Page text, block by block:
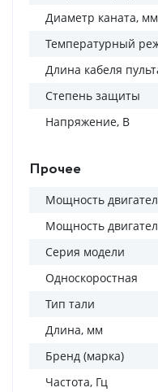
Диаметр каната, мм
Температурный
Длина кабеля
Степень защиты
Напряжение, В
Прочее
Мощность
Мощность
Серия модели
Односкоростная
Тип тали
Длина, мм
Бренд (марка)
Частота, Гц